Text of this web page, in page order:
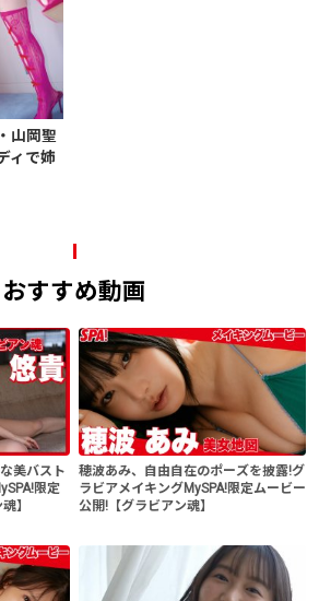
山岡聖
ィで姉
おすすめ動画
美バスト
限定
】
穂波あみ、自由自在のポーズを披露!グ
ラビアメイキングMySPA!限定ムービー
公開!【グラビアン魂】